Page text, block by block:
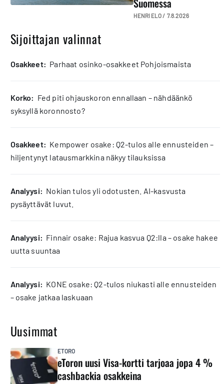
Suomessa
HENRI ELO / 7.8.2026
Sijoittajan valinnat
osakkeet: Parhaat osinko-osakkeet Pohjoismaista
korko: Fed piti ohjauskoron ennallaan – nähdäänkö
syksyllä koronnosto?
osakkeet: Kempower osake: Q2-tulos alle ennusteiden –
hiljentynyt latausmarkkina näkyy tilauksissa
analyysi: Nokian tulos yli odotusten. AI-kasvusta
pysäyttävät luvut.
analyysi: Finnair osake: Rajua kasvua Q2:lla – osake hakee
uutta suuntaa
analyysi: KONE osake: Q2-tulos niukasti alle ennusteiden
– osake jatkaa laskuaan
Uusimmat
ETORO
eToron uusi Visa-kortti tarjoaa jopa 4 %
cashbackia osakkeina